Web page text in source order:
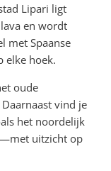
Lipari ligt
en wordt
met Spaanse
elke hoek.
oude
vind je
het noordelijk
uitzicht op